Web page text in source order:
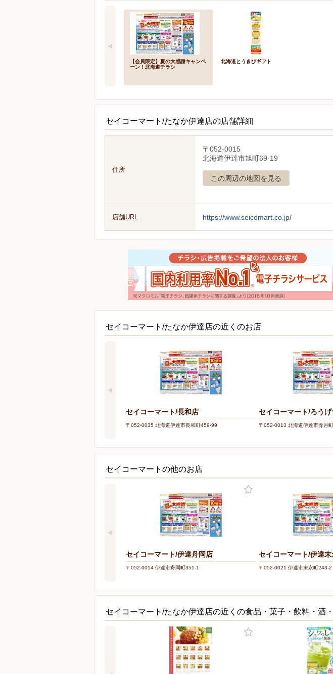
【会員限定】夏の大感謝キャンペ
ーン！北海道チラシ
北海道とうきびギフト
セイコーマート/たなか伊達店の店舗詳細
住所
〒052-0015
北海道伊達市旭町69-19
この周辺の地図を見る
店舗URL https://www.seicomart.co.jp/
セイコーマート/たなか伊達店の近くのお店
セイコーマート/長和店
〒052-0035 北海道伊達市長和町459-99
セイコーマート/ろうげ
〒052-0013 北海道伊達市弄月
セイコーマートの他のお店
セイコーマート/伊達舟岡店
〒052-0014 伊達市舟岡町351-1
セイコーマート/伊達末
〒052-0021 伊達市末永町243-2
セイコーマート/たなか伊達店の近くの食品・菓子・飲料・酒